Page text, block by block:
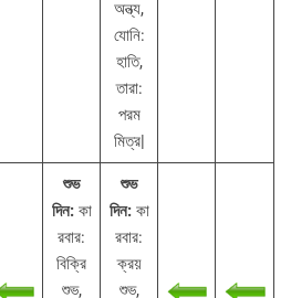
অন্ত্য,
যোনি:
হাতি,
তারা:
পরম
মিত্র|
শুভ
দিন:কা
রবার:
বিক্রি
শুভ,
শুভ
দিন:কা
রবার:
ক্রয়
শুভ,